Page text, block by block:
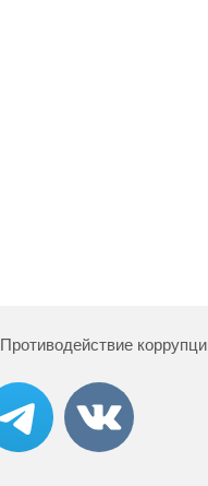
Противодействие